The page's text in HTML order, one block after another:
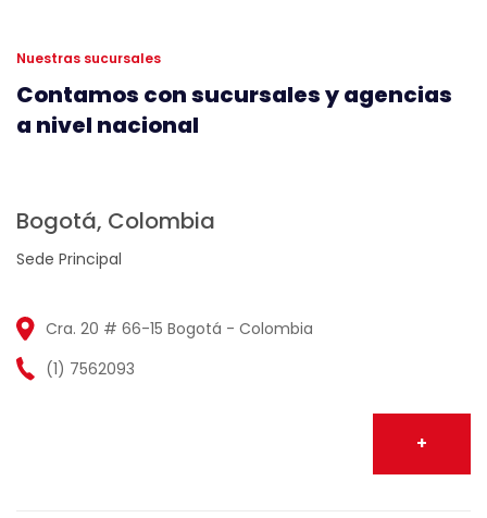
Nuestras sucursales
Contamos con sucursales y agencias
a nivel nacional
Bogotá, Colombia
Sede Principal
Cra. 20 # 66-15 Bogotá - Colombia
(1) 7562093
+